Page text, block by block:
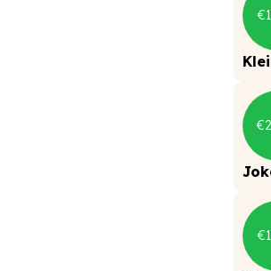
€
€
€